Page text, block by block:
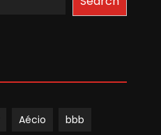
Aécio bbb